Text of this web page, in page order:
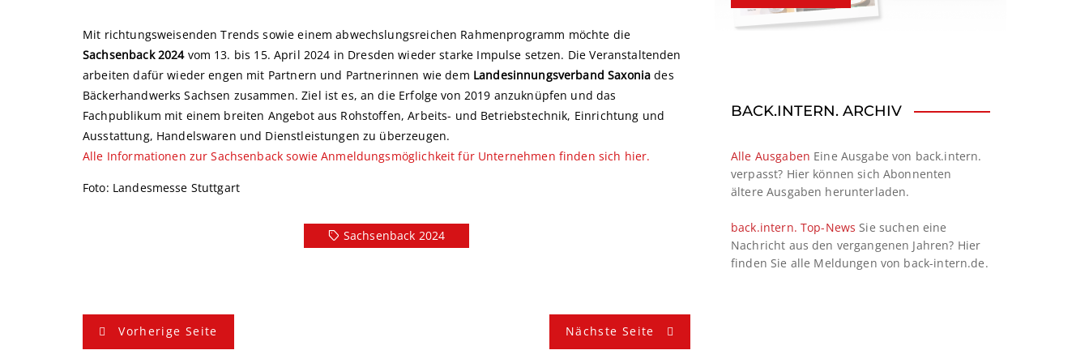
Mit richtungsweisenden Trends sowie einem abwechslungsreichen Rahmenprogramm möchte die
Sachsenback 2024vom 13. bis 15. April 2024 in Dresden wieder starke Impulse setzen. Die Veranstaltenden
arbeiten dafür wieder engen mit Partnern und Partnerinnen wie dem Landesinnungsverband Saxonia des
Bäckerhandwerks Sachsen zusammen. Ziel ist es, an die Erfolge von 2019 anzuknüpfen und das
Fachpublikum mit einem breiten Angebot aus Rohstoffen, Arbeits- und Betriebstechnik, Einrichtung und
Ausstattung, Handelswaren und Dienstleistungen zu überzeugen.
Alle Informationen zur Sachsenback sowie Anmeldungsmöglichkeit für Unternehmen finden sich hier.
Foto: Landesmesse Stuttgart
Sachsenback 2024
B
Vorherige Seite Nächste Seite
BACK.INTERN. ARCHIV
Alle Ausgaben Eine Ausgabe von back.intern.
verpasst? Hier können sich Abonnenten
ältere Ausgaben herunterladen.
back.intern. Top-News Sie suchen eine
Nachricht aus den vergangenen Jahren? Hier
finden Sie alle Meldungen von back-intern.de.